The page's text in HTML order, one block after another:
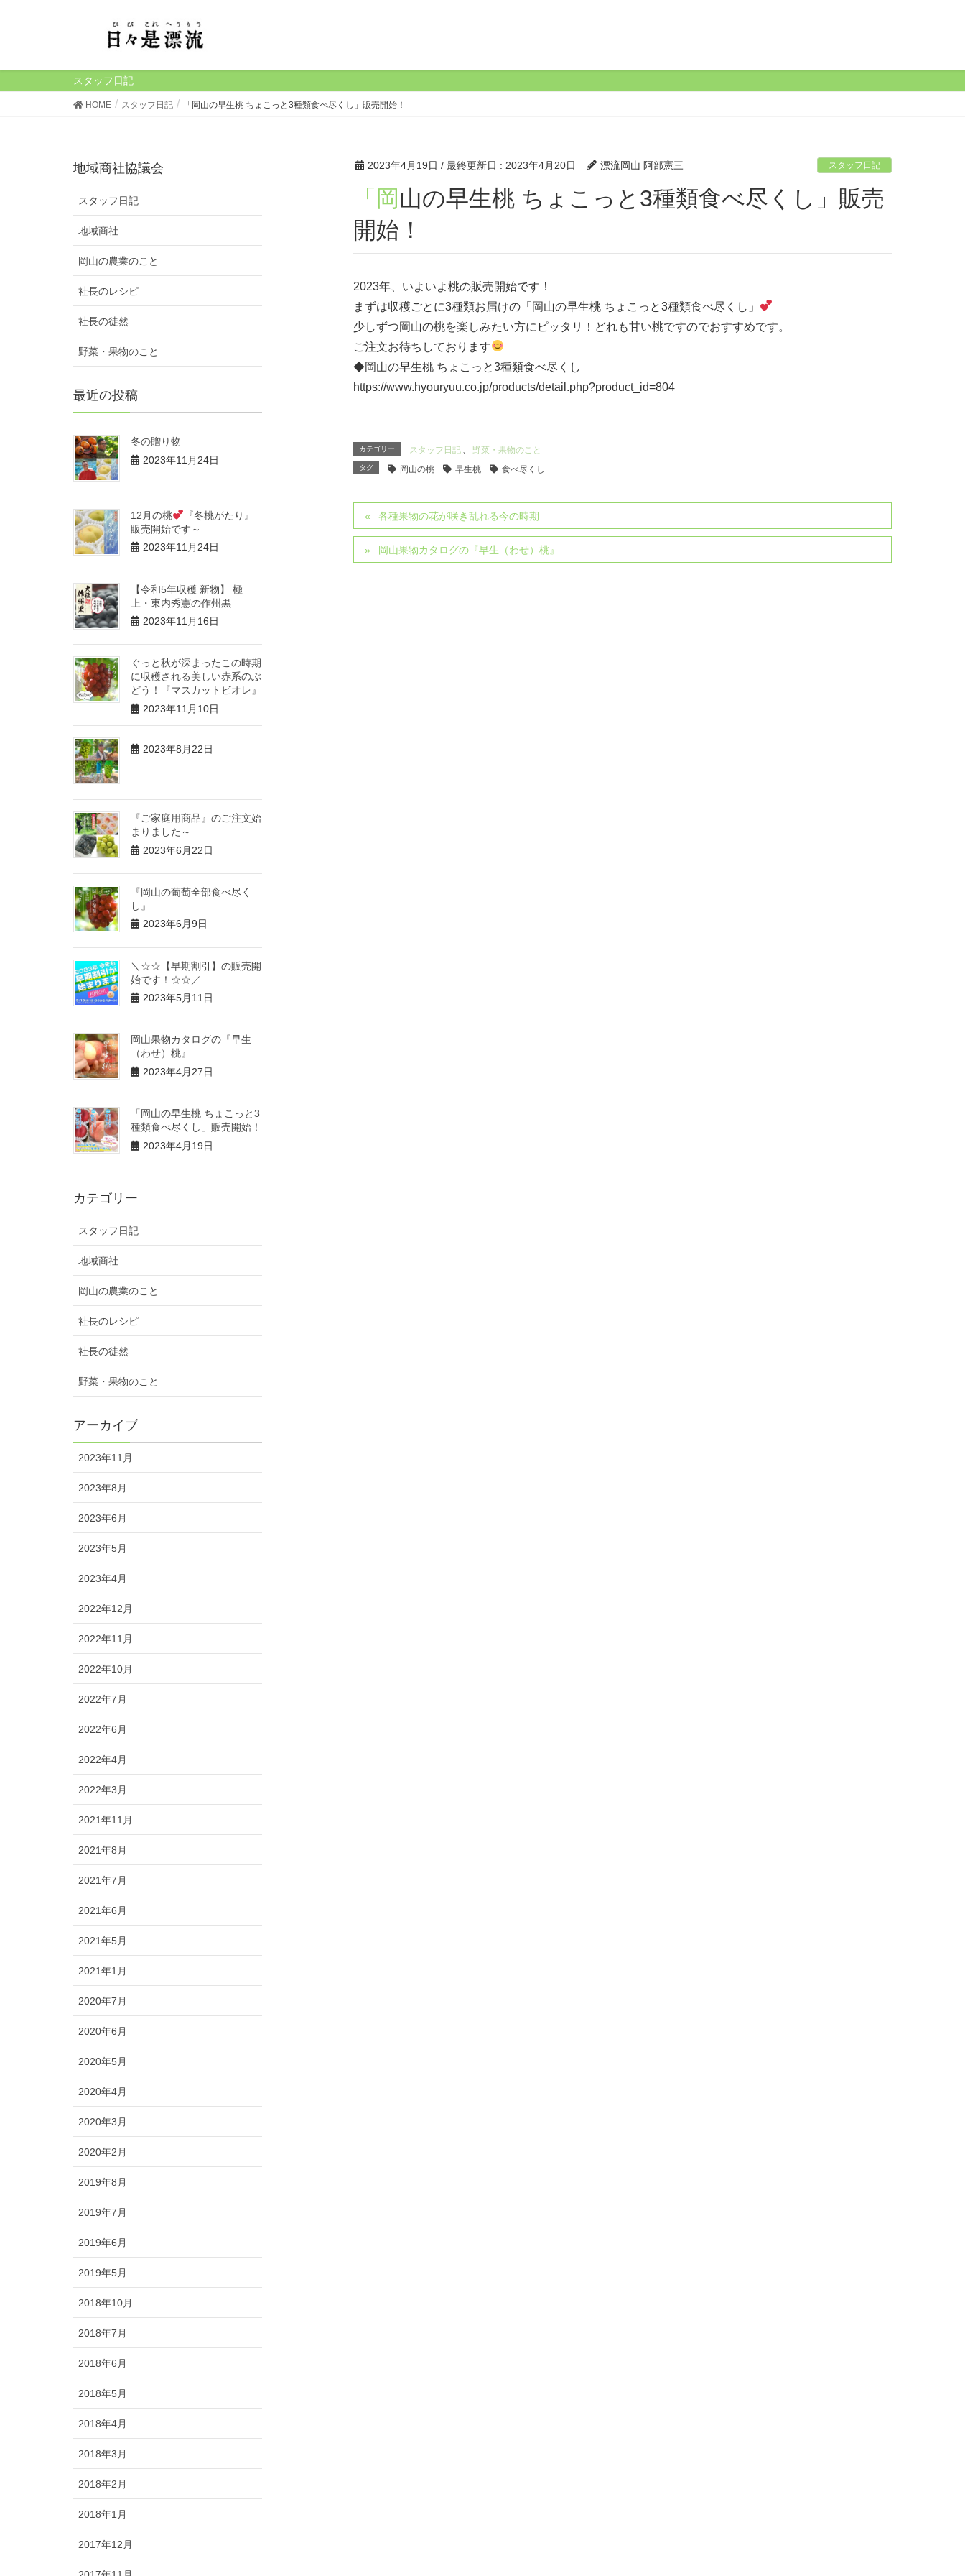
スタッフ日記
HOME スタッフ日記 「岡山の早生桃 ちょこっと3種類食べ尽くし」販売開始！
2023年4月19日 / 最終更新日 : 2023年4月20日 漂流岡山 阿部憲三 スタッフ日記
「岡山の早生桃 ちょこっと3種類食べ尽くし」販売
開始！
2023年、いよいよ桃の販売開始です！
まずは収穫ごとに3種類お届けの「岡山の早生桃 ちょこっと3種類食べ尽くし」
少しずつ岡山の桃を楽しみたい方にピッタリ！どれも甘い桃ですのでおすすめです。
ご注文お待ちしております
◆岡山の早生桃 ちょこっと3種類食べ尽くし
https://www.hyouryuu.co.jp/products/detail.php?product_id=804
カテゴリー スタッフ日記 、 野菜・果物のこと
タグ 岡山の桃 早生桃 食べ尽くし
各種果物の花が咲き乱れる今の時期
岡山果物カタログの『早生（わせ）桃』
地域商社協議会
スタッフ日記
地域商社
岡山の農業のこと
社長のレシピ
社長の徒然
野菜・果物のこと
最近の投稿
冬の贈り物
2023年11月24日
12月の桃
『冬桃がたり』
販売開始です～
2023年11月24日
【令和5年収穫 新物】 極
上・東内秀憲の作州黒
2023年11月16日
ぐっと秋が深まったこの時期
に収穫される美しい赤系のぶ
どう！『マスカットビオレ』
2023年11月10日
2023年8月22日
『ご家庭用商品』のご注文始
まりました～
2023年6月22日
『岡山の葡萄全部食べ尽く
し』
2023年6月9日
＼☆☆【早期割引】の販売開
始です！☆☆／
2023年5月11日
岡山果物カタログの『早生
（わせ）桃』
2023年4月27日
「岡山の早生桃 ちょこっと3
種類食べ尽くし」販売開始！
2023年4月19日
カテゴリー
スタッフ日記
地域商社
岡山の農業のこと
社長のレシピ
社長の徒然
野菜・果物のこと
アーカイブ
2023年11月
2023年8月
2023年6月
2023年5月
2023年4月
2022年12月
2022年11月
2022年10月
2022年7月
2022年6月
2022年4月
2022年3月
2021年11月
2021年8月
2021年7月
2021年6月
2021年5月
2021年1月
2020年7月
2020年6月
2020年5月
2020年4月
2020年3月
2020年2月
2019年8月
2019年7月
2019年6月
2019年5月
2018年10月
2018年7月
2018年6月
2018年5月
2018年4月
2018年3月
2018年2月
2018年1月
2017年12月